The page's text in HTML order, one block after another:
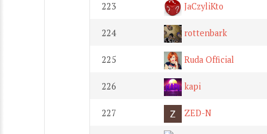
223 JaCzyliKto
224 rottenbark
225 Ruda Official
226 kapi
227 ZED-N